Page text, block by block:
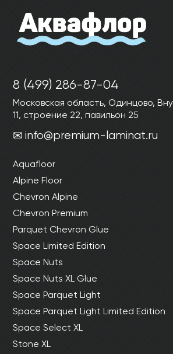
8 (499) 286-87-04
Московская область, Одинцово,
11, строение 22, павильон 25
info@premium-laminat.ru
Aquafloor
Alpine Floor
Chevron Alpine
Chevron Premium
Parquet Chevron Glue
Space Limited Edition
Space Nuts
Space Nuts XL Glue
Space Parquet Light
Space Parquet Light Limited Edition
Space Select XL
Stone XL